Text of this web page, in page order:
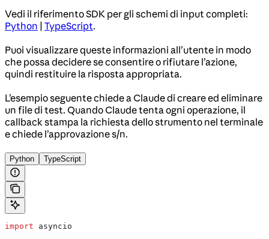
Vedi il riferimento SDK per gli schemi di input completi:
Python TypeScript.
Puoi visualizzare queste informazioni all’utente in modo
che possa decidere se consentire o rifiutare l’azione,
quindi restituire la risposta appropriata.
L’esempio seguente chiede a Claude di creare ed eliminare
un file di test. Quando Claude tenta ogni operazione, il
callback stampa la richiesta dello strumento nel terminale
e chiede l’approvazione s/n.
Python TypeScript
import asyncio